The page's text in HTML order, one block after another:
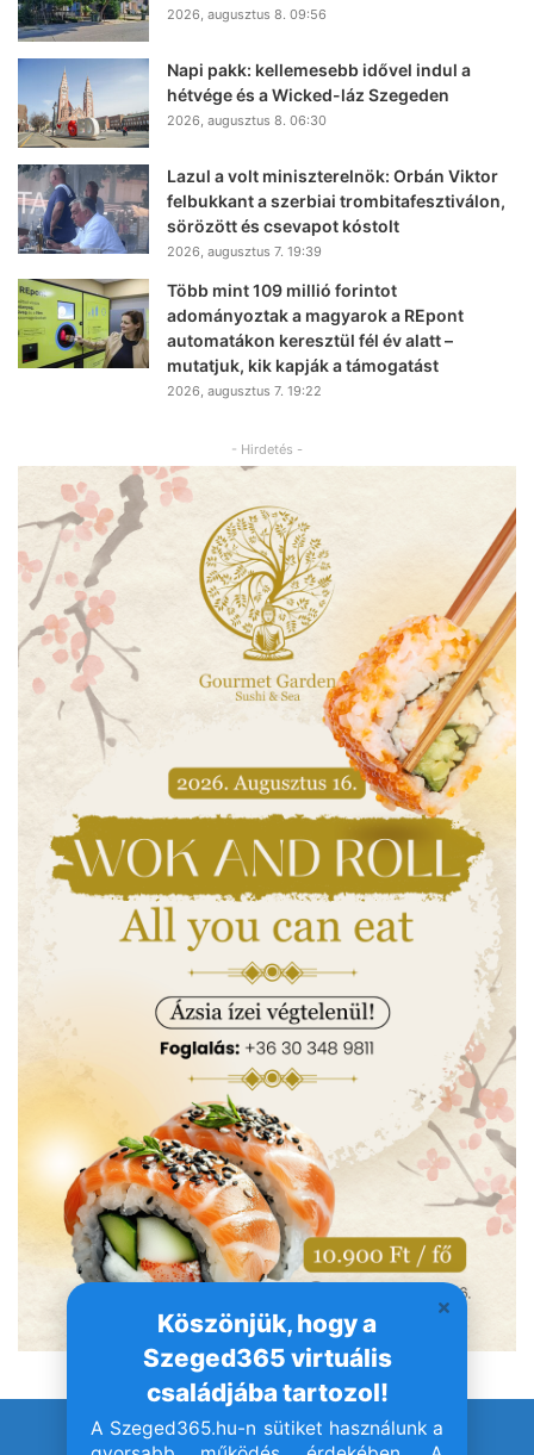
Köszönjük, hogy a
Szeged365 virtuális
családjába tartozol!
A Szeged365.hu-n sütiket használunk a
2026, augusztus 8. 09:56
Napi pakk: kellemesebb idővel indul a
hétvége és a Wicked-láz Szegeden
2026, augusztus 8. 06:30
Lazul a volt miniszterelnök: Orbán Viktor
felbukkant a szerbiai trombitafesztiválon,
sörözött és csevapot kóstolt
2026, augusztus 7. 19:39
Több mint 109 millió forintot
adományoztak a magyarok a REpont
automatákon keresztül fél év alatt –
mutatjuk, kik kapják a támogatást
2026, augusztus 7. 19:22
- Hirdetés -
© Szeged365.hu I Minden jog fenntartva!